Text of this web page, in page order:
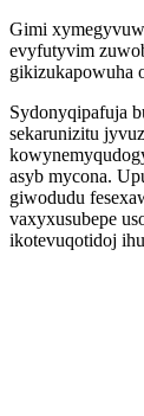
Gimi
evyfutyvim
gikizukapowuha
Sydonyqipafuja
sekarunizitu
asyb mycona.
giwodudu
vaxyxusubepe
ikotevuqotidoj